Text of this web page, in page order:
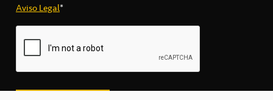
Aviso Legal*